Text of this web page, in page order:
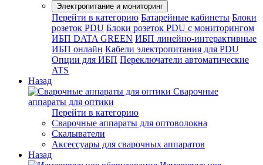
Электропитание и мониторинг
Перейти в категорию Батарейные кабинеты Блоки
розеток PDU Блоки розеток PDU с мониторингом
ИБП DATA GREEN ИБП линейно-интерактивные
ИБП онлайн Кабели электропитания для PDU
Опции для ИБП Переключатели автоматические
ATS
Назад
Сварочные
аппараты для оптики
Перейти в категорию
Сварочные аппараты для оптоволокна
Скалыватели
Аксессуары для сварочных аппаратов
Назад